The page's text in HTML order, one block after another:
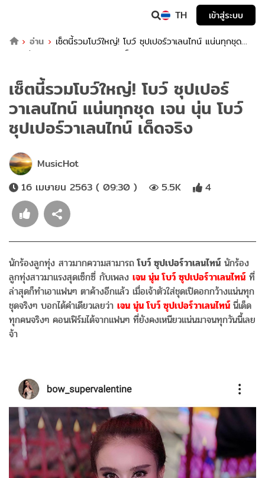
TH
เข้าสู่ระบบ
อ่าน
เซ็ตนี้รวมโบว์ใหญ่! โบว์ ซุปเปอร์วาเลนไทน์ แน่นทุกชุด
เจน นุ่น โบว์ ซุปเปอร์วาเลนไทน์ เด็ดจริง
เซ็ตนี้รวมโบว์ใหญ่! โบว์ ซุปเปอร์
วาเลนไทน์ แน่นทุกชุด เจน นุ่น โบว์
ซุปเปอร์วาเลนไทน์ เด็ดจริง
MusicHot
16 เมษายน 2563 ( 09:30 )
5.5K 4
นักร้องลูกทุ่ง สาวมากความสามารถโบว์ ซุปเปอร์วาเลนไทน์ นักร้อง
ลูกทุ่งสาวมาแรงสุดเซ็กซี่ กับเพลง เจน นุ่น โบว์ ซุปเปอร์วาเลนไทน์ ที่
ล่าสุดก็ทำเอาแฟนๆ ตาค้างอีกแล้ว เมื่อเจ้าตัวใส่ชุดเปิดอกกว้างแน่นทุก
ชุดจริงๆ บอกได้คำเดียวเลยว่า เจน นุ่น โบว์ ซุปเปอร์วาเลนไทน์ นี่เด็ด
ทุกคนจริงๆ คอนเฟิร์มได้จากแฟนๆ ที่ยังคงเหนียวแน่นมาจนทุกวันนี้เลย
จ้า